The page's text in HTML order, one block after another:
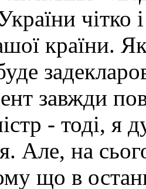
чітко
країни.
завжди
- тоді, я
Але, на
що в